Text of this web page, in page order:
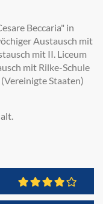
Beccaria" in
Austausch mit
mit II. Liceum
mit Rilke-Schule
Staaten)